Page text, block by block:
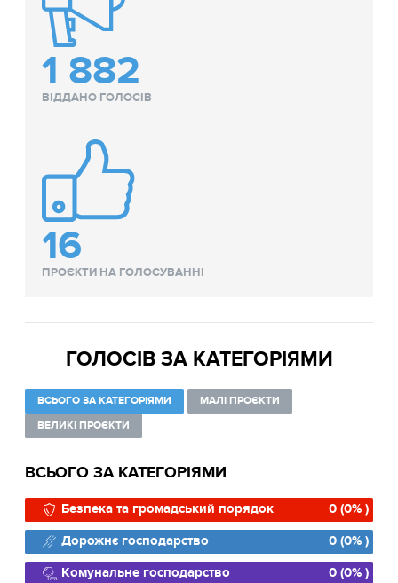
1 882
ВІДДАНО ГОЛОСІВ
16
ПРОЄКТИ НА ГОЛОСУВАННІ
ГОЛОСІВ ЗА КАТЕГОРІЯМИ
ВСЬОГО ЗА КАТЕГОРІЯМИ
МАЛІ ПРОЄКТИ
ВЕЛИКІ ПРОЄКТИ
ВСЬОГО ЗА КАТЕГОРІЯМИ
Безпека та громадський порядок
0 (0% )
Дорожнє господарство
0 (0% )
Комунальне господарство
0 (0% )